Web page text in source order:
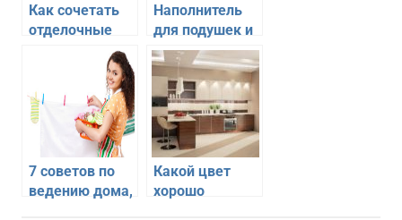
Как сочетать
отделочные
материалы в
квартиры
Наполнитель
для подушек и
одеял — какой
выбрать для
себя
7 советов по
ведению дома,
Какой цвет
хорошо